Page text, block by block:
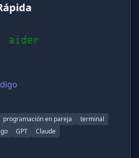
programación en pareja
terminal
GPT Claude